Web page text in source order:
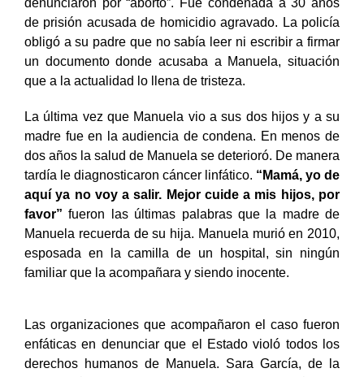
denunciaron por “aborto”. Fue condenada a 30 años
de prisión acusada de homicidio agravado. La policía
obligó a su padre que no sabía leer ni escribir a firmar
un documento donde acusaba a Manuela, situación
que a la actualidad lo llena de tristeza.
La última vez que Manuela vio a sus dos hijos y a su
madre fue en la audiencia de condena. En menos de
dos años la salud de Manuela se deterioró. De manera
tardía le diagnosticaron cáncer linfático.
“Mamá, yo de
aquí ya no voy a salir. Mejor cuide a mis hijos, por
favor”
fueron las últimas palabras que la madre de
Manuela recuerda de su hija. Manuela murió en 2010,
esposada en la camilla de un hospital, sin ningún
familiar que la acompañara y siendo inocente.
Las organizaciones que acompañaron el caso fueron
enfáticas en denunciar que el Estado violó todos los
derechos humanos de Manuela. Sara García, de la